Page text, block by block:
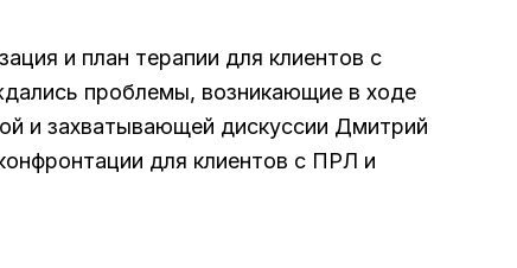
и план терапии для клиентов с
проблемы, возникающие в ходе
и захватывающей дискуссии Дмитрий
для клиентов с ПРЛ и